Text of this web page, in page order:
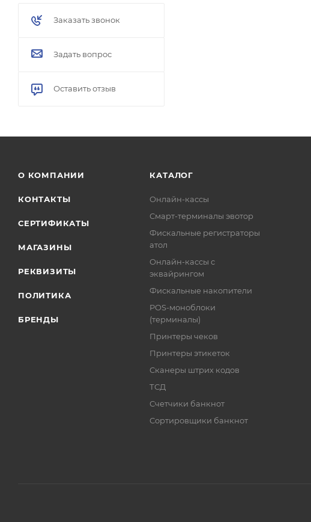
Заказать звонок
Задать вопрос
Оставить отзыв
О КОМПАНИИ
КОНТАКТЫ
СЕРТИФИКАТЫ
МАГАЗИНЫ
РЕКВИЗИТЫ
ПОЛИТИКА
БРЕНДЫ
КАТАЛОГ
Онлайн-кассы
Смарт-терминалы эвотор
Фискальные регистраторы
атол
Онлайн-кассы с
эквайрингом
Фискальные накопители
POS-моноблоки
(терминалы)
Принтеры чеков
Принтеры этикеток
Сканеры штрих кодов
ТСД
Счетчики банкнот
Сортировщики банкнот